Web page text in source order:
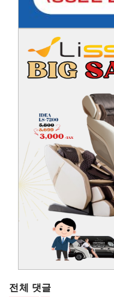
전체 댓글